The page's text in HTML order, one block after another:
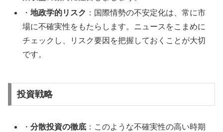
・地政学的リスク ：国際情勢の不安定化は、常に市
場に不確実性をもたらします。ニュースをこまめに
チェックし、リスク要因を把握しておくことが大切
です。
投資戦略
・分散投資の徹底 ：このような不確実性の高い時期